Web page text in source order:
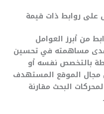
على روابط ذات قيمة
من أبرز العوامل
مساهمته في تحسين
بالتخصص نفسه أو
الموقع المستهدف
البحث مقارنة